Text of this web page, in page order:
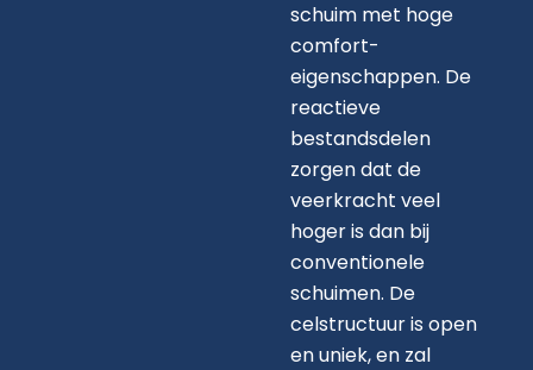
schuim met hoge
comfort-
eigenschappen. De
reactieve
bestandsdelen
zorgen dat de
veerkracht veel
hoger is dan bij
conventionele
schuimen. De
celstructuur is open
en uniek, en zal